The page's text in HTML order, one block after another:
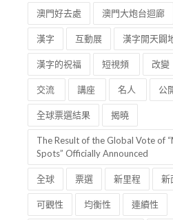
澳門好去處 澳門大炮台迴廊
漢字 互動展 漢字開天闢
漢字的祝福 短視頻 改變
交流 講座 名人 公
全球票選結果 揭曉
The Result of the Global Vote of
Spots” Officially Announced
全球 票選 新里程 新
可觀性 均衡性 連續性